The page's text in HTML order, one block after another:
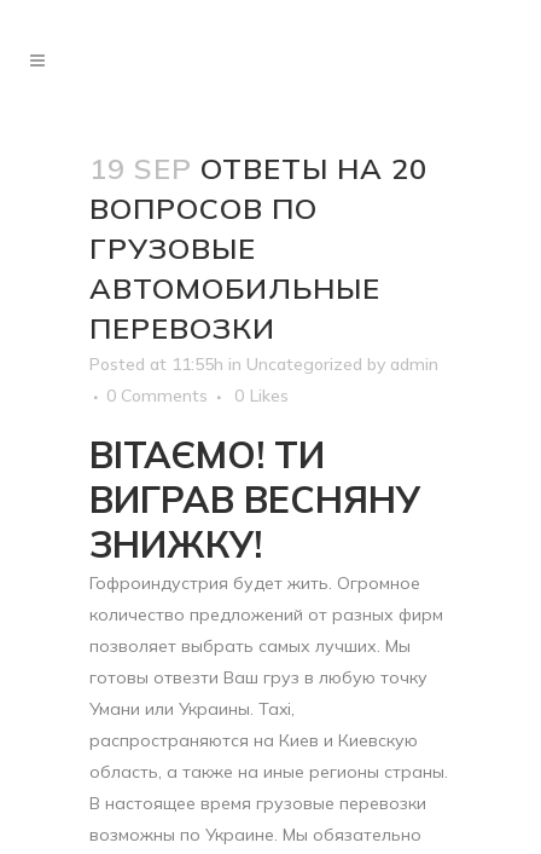
19 SEP ОТВЕТЫ НА 20
ВОПРОСОВ ПО
ГРУЗОВЫЕ
АВТОМОБИЛЬНЫЕ
ПЕРЕВОЗКИ
Posted at 11:55h in Uncategorized by admin
0 Comments
0 Likes
ВІТАЄМО! ТИ
ВИГРАВ ВЕСНЯНУ
ЗНИЖКУ!
Гофроиндустрия будет жить. Огромное
количество предложений от разных фирм
позволяет выбрать самых лучших. Мы
готовы отвезти Ваш груз в любую точку
Умани или Украины. Taxi,
распространяются на Киев и Киевскую
область, а также на иные регионы страны.
В настоящее время грузовые перевозки
возможны по Украине. Мы обязательно